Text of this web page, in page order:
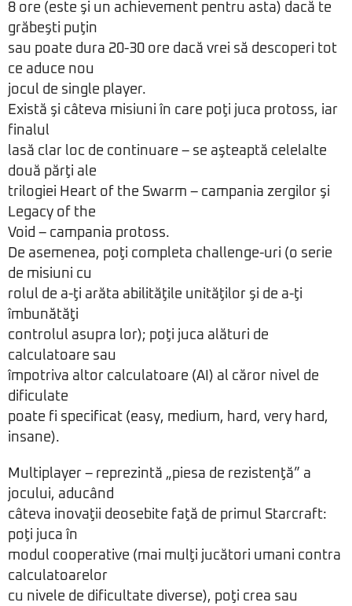
8 ore (este şi un achievement pentru asta) dacă te
grăbeşti puţin
sau poate dura 20-30 ore dacă vrei să descoperi tot
ce aduce nou
jocul de single player.
Există şi câteva misiuni în care poţi juca protoss, iar
finalul
lasă clar loc de continuare – se aşteaptă celelalte
două părţi ale
trilogiei Heart of the Swarm – campania zergilor şi
Legacy of the
Void – campania protoss.
De asemenea, poţi completa challenge-uri (o serie
de misiuni cu
rolul de a-ţi arăta abilităţile unităţilor şi de a-ţi
îmbunătăţi
controlul asupra lor); poţi juca alături de
calculatoare sau
împotriva altor calculatoare (AI) al căror nivel de
dificulate
poate fi specificat (easy, medium, hard, very hard,
insane).
Multiplayer – reprezintă „piesa de rezistenţă” a
jocului, aducând
câteva inovaţii deosebite faţă de primul Starcraft:
poţi juca în
modul cooperative (mai mulţi jucători umani contra
calculatoarelor
cu nivele de dificultate diverse), poţi crea sau